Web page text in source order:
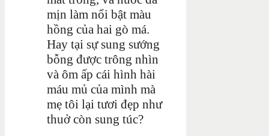
mịn làm nổi bật màu
hồng của hai gò má.
Hay tại sự sung sướng
bỗng được trông nhìn
và ôm ấp cái hình hài
máu mủ của mình mà
mẹ tôi lại tươi đẹp như
thuở còn sung túc?